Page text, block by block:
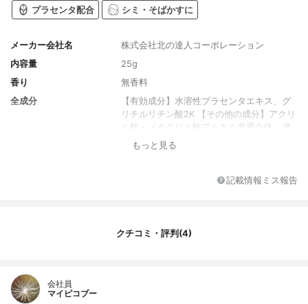
プラセンタ配合 シミ・そばかすに
メーカー会社名
株式会社北の達人コーポレーション
内容量
25g
香り
無香料
全成分
【有効成分】水溶性プラセンタエキス、グ
リチルリチン酸2K 【その他の成分】アクリ
ル酸・メタクリル酸アルキル共重合体、濃
グリセリン、米デンプン、混合植物抽出液-
クエキス、マロニエエキス、ヒアルロン酸N
もっと見る
記載情報ミス報告
クチコミ・評判(4)
会社員
マイピコブー